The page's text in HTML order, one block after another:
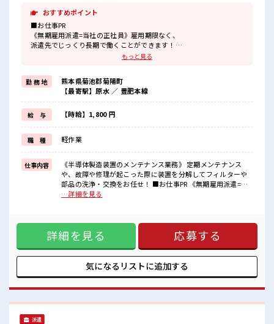
おすすめポイント
■お仕事PR
《無期雇用派遣=当社の正社員》雇用期限なく、
派遣先でじっくり長期で働くことができます！
しっかりとスキルアップを図れる最高のチャンス！
≪こんな方にオススメ≫
・製造業の工場勤務に興味がある方。
・高収入で働きたい方。
・担当者のサポートが必要な方。
≪残業多めでがっつり稼ぐ≫
高収入を希望される方にオススメ。
残業は月20時間以上あります♪
≪ゆったり制服アリ≫
制服があるので、
毎日の服装の悩み解消♪
■職場の雰囲気
《20代～40代の男性スタッフさん活躍中》あなたの今までの経験を
制服無料貸与！
おいしい食堂/ロッカー/休憩室完備！
もっと見る
勤 務 地
熊本県菊池郡菊陽町
【最寄駅】原水 ／ 豊肥本線
給 与 【時給】1,800 円
職 種 軽作業
仕事内容
《半導体製造装置のメンテナンス業務》 定期メンテナンス
や、故障や修理が起こった際に装置を分解してフィルターや
部品の洗浄・交換をお任せ！ ■お仕事PR 《無期雇用派遣=当
社の正社員》雇用期限なく、 派遣先でじっくり長期で働くこ
≪こんな方にオススメ≫ ・製造業の工場勤務に興味がある
方。 ・高収入で働きたい方。 ・担当者のサポートが必要な
方。 ≪残業多めでがっつり稼ぐ≫ 高収入を希望される方にオ
ススメ。 残業は月20時間以上あります♪ ≪ゆったり制服アリ
≫ 制服があるので、 毎日の服装の悩み解消♪ ■職場の雰囲気
《20代～40代の男性スタッフさん活躍中》あなたの今までの
ャンス！ 制服無料貸与！ おいしい食堂/ロッカー/休憩室完
備！
…詳細を見る
詳細を見る 応募する
気になるリストに追加する
派遣